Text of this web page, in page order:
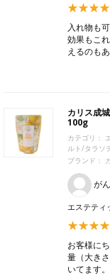
入れ物も
効果もこ
えるのも
カリス成
100g
カテゴリ：
ルト/タラソ
ブランド：
が
エステティ
お客様に
量（大き
いてます。